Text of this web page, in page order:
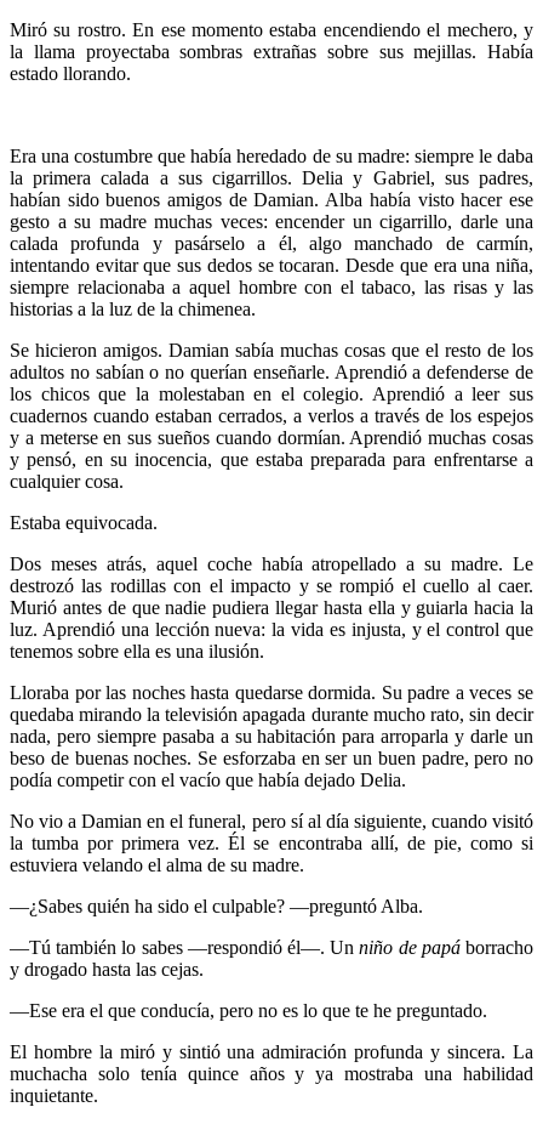
Miró su rostro. En ese momento estaba encendiendo el mechero, y
la llama proyectaba sombras extrañas sobre sus mejillas. Había
estado llorando.
Era una costumbre que había heredado de su madre: siempre le daba
la primera calada a sus cigarrillos. Delia y Gabriel, sus padres,
habían sido buenos amigos de Damian. Alba había visto hacer ese
gesto a su madre muchas veces: encender un cigarrillo, darle una
calada profunda y pasárselo a él, algo manchado de carmín,
intentando evitar que sus dedos se tocaran. Desde que era una niña,
siempre relacionaba a aquel hombre con el tabaco, las risas y las
historias a la luz de la chimenea.
Se hicieron amigos. Damian sabía muchas cosas que el resto de los
adultos no sabían o no querían enseñarle. Aprendió a defenderse de
los chicos que la molestaban en el colegio. Aprendió a leer sus
cuadernos cuando estaban cerrados, a verlos a través de los espejos
y a meterse en sus sueños cuando dormían. Aprendió muchas cosas
y pensó, en su inocencia, que estaba preparada para enfrentarse a
cualquier cosa.
Estaba equivocada.
Dos meses atrás, aquel coche había atropellado a su madre. Le
destrozó las rodillas con el impacto y se rompió el cuello al caer.
Murió antes de que nadie pudiera llegar hasta ella y guiarla hacia la
luz. Aprendió una lección nueva: la vida es injusta, y el control que
tenemos sobre ella es una ilusión.
Lloraba por las noches hasta quedarse dormida. Su padre a veces se
quedaba mirando la televisión apagada durante mucho rato, sin decir
nada, pero siempre pasaba a su habitación para arroparla y darle un
beso de buenas noches. Se esforzaba en ser un buen padre, pero no
podía competir con el vacío que había dejado Delia.
No vio a Damian en el funeral, pero sí al día siguiente, cuando visitó
la tumba por primera vez. Él se encontraba allí, de pie, como si
estuviera velando el alma de su madre.
—¿Sabes quién ha sido el culpable? —preguntó Alba.
—Tú también lo sabes —respondió él—. Unniño de papáborracho
y drogado hasta las cejas.
—Ese era el que conducía, pero no es lo que te he preguntado.
El hombre la miró y sintió una admiración profunda y sincera. La
muchacha solo tenía quince años y ya mostraba una habilidad
inquietante.